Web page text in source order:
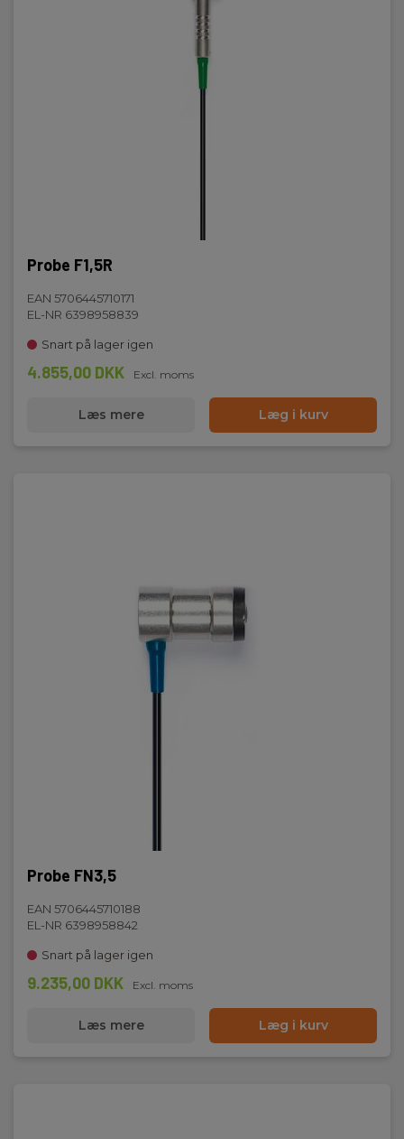
Probe F1,5R
EAN 5706445710171
EL-NR 6398958839
Snart på lager igen
4.855,00 DKK Excl. moms
Læs mere Læg i kurv
Probe FN3,5
EAN 5706445710188
EL-NR 6398958842
Snart på lager igen
9.235,00 DKK Excl. moms
Læs mere Læg i kurv